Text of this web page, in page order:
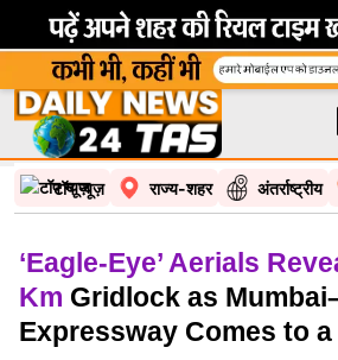
टॉप न्यूज़ राज्य-शहर अंतर्राष्ट्रीय
‘Eagle-Eye’ Aerials
Km Gridlock as
Expressway Comes to